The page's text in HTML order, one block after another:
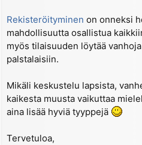
Rekisteröityminen on onneksi
mahdollisuutta osallistua
myös tilaisuuden löytää
palstalaisiin.
Mikäli keskustelu lapsista,
kaikesta muusta vaikuttaa
aina lisää hyviä tyyppejä
Tervetuloa,